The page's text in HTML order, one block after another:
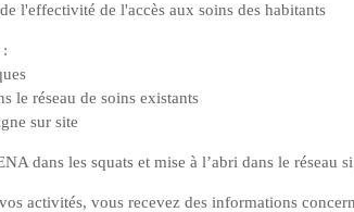
l'effectivité de l'accès aux soins des habitants
le réseau de soins existants
sur site
dans les squats et mise à l’abri dans le réseau
activités, vous recevez des informations